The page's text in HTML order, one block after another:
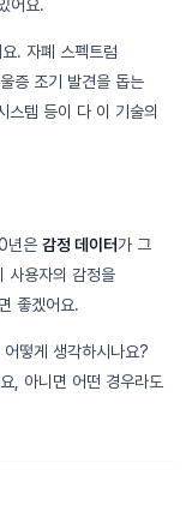
어요.
. 자폐 스펙트럼
증 조기 발견을 돕는
스템 등이 다 이 기술의
년은 감정 데이터가 그
사용자의 감정을
좋겠어요.
떻게 생각하시나요?
, 아니면 어떤 경우라도